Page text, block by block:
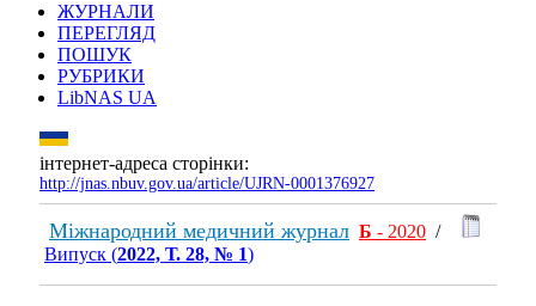
ЖУРНАЛИ
ПЕРЕГЛЯД
ПОШУК
РУБРИКИ
LibNAS UA
інтернет-адреса сторінки:
http://jnas.nbuv.gov.ua/article/UJRN-0001376927
Міжнародний медичний журнал Б - 2020 /
Випуск (2022, Т. 28, № 1)